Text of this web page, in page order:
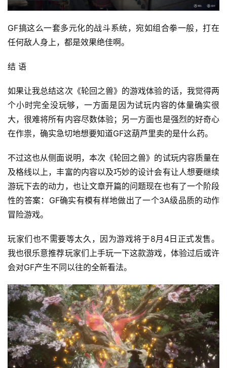
GF搞这么一套多元化的战斗系统，宛如组合拳一般，打在
任何敌人身上，都是效果绝佳啊。
结 语
如果让我总结这次《轮回之兽》的游戏体验的话，我觉得两
个小时完全没玩够，一方面是因为试玩内容的体量确实很
大，很难将所有内容尽数体验；另一方面也是强烈的好奇心
在作祟，确实急切地想要知道GF这葫芦里卖的是什么药。
不过这也从侧面说明，本次《轮回之兽》的试玩内容质量在
及格线以上，丰富的内容以及巧妙的设计会有让人想要继续
游玩下去的动力，也让文章开篇的问题现在也有了一个阶段
性的答案：GF确实有模有样地做出了一个3A级品质的动作
冒险游戏。
玩家们也不需要等太久，因为游戏将于8月4日正式发售。
我也很乐意推荐玩家们上手玩一下这款游戏，体验过后或许
会对GF产生不同以往的全新看法。